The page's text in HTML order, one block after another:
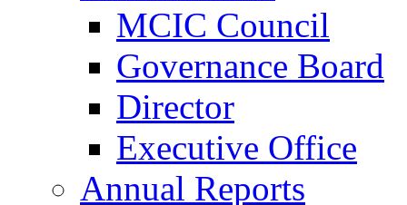
MCIC Council
Governance Board
Director
Executive Office
Annual Reports